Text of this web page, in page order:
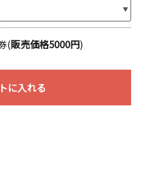
(販売価格5000円)
に入れる